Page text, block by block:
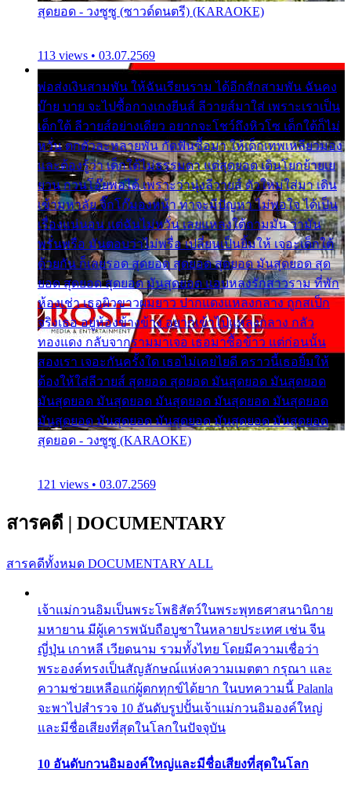
สุดยอด - วงซูซู (ซาวด์ดนตรี) (KARAOKE)
113 views • 03.07.2569
พ่อส่งเงินสามพัน ให้ฉันเรียนราม ได้อีกสักสามพัน ฉันคง
บ๊าย บาย จะไปซื้อกางเกงยีนส์ ลีวายส์มาใส่ เพราะเราเป็น
เด็กใต้ ลีวายส์อย่างเดียว อยากจะโชว์ถึงหิวโซ เด็กใต้ก็ไม่
หวั่น ตกตัวละหลายพัน กัดฟันซื้อมา ให้เด็กเทพเหลียวมอง
และต้องรู้ว่า เด็กใต้ไม่ธรรมดา แต่สุดยอด เดินโยกย้ายเย
ยวน กวนโอ๊ยพอได้ เพราะว่านุ่งลีวายส์ ตัวใหม่ใส่มา เดิน
เข้ามหาลัย จิ๊กโก๊มองหน้า ท่าจะมีปัญหา ไม่พอใจ ได้เป็น
เรื่องแน่นอน แต่ฉันไม่หวั่น เลยแหลงใต้ถามมัน ว่ามัน
พรั่นพรือ มันตอบว่าไม่พรื่อ เปลี่ยนเป็นยิ้มให้ เจอะเด็กใต้
ด้วยกัน ก็เลยรอด สุดยอด สุดยอด สุดยอด มันสุดยอด สุด
ยอด สุดยอด สุดยอด มันสุดยอด แอบหลงรักสาวราม ที่พัก
ห้องเช่า เธอผิวขาวผมยาว ปากแดงแหลงกลาง ถูกสเป็ก
จริงเธอ อยู่ห้องข้างข้าง อยากเข้าไปแหลงกลาง กลัว
ทองแดง กลับจากรามมาเจอ เธอมาซื้อข้าว แต่ก่อนนั้น
สองเรา เจอะกันครั้งใด เธอไม่เคยไยดี คราวนี้เธอยิ้มให้
ต้องให้ใส่ลีวายส์ สุดยอด สุดยอด มันสุดยอด มันสุดยอด
มันสุดยอด มันสุดยอด มันสุดยอด มันสุดยอด มันสุดยอด
มันสุดยอด มันสุดยอด มันสุดยอด มันสุดยอด มันสุดยอด
สุดยอด - วงซูซู (KARAOKE)
121 views • 03.07.2569
สารคดี | DOCUMENTARY
สารคดีทั้งหมด DOCUMENTARY ALL
เจ้าแม่กวนอิมเป็นพระโพธิสัตว์ในพระพุทธศาสนานิกาย
มหายาน มีผู้เคารพนับถือบูชาในหลายประเทศ เช่น จีน
ญี่ปุ่น เกาหลี เวียดนาม รวมทั้งไทย โดยมีความเชื่อว่า
พระองค์ทรงเป็นสัญลักษณ์แห่งความเมตตา กรุณา และ
ความช่วยเหลือแก่ผู้ตกทุกข์ได้ยาก ในบทความนี้ Palanla
จะพาไปสำรวจ 10 อันดับรูปปั้นเจ้าแม่กวนอิมองค์ใหญ่
และมีชื่อเสียงที่สุดในโลกในปัจจุบัน
10 อันดับกวนอิมองค์ใหญ่และมีชื่อเสียงที่สุดในโลก